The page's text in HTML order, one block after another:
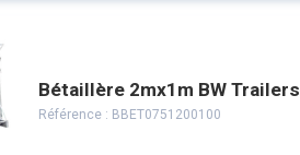
Bétaillère 2mx1m BW Trailers
Référence : BBET0751200100